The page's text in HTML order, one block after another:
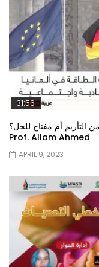
31:56
التأزيم أم مفتاح للحل؟
Prof. Allam Ahmed
APRIL 9, 2023